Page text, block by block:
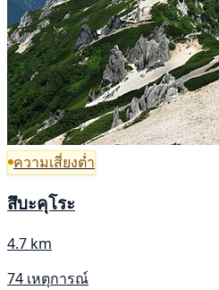
ความเสี่ยงต่ำ
สึบะคุโระ
4.7 km
74 เหตุการณ์